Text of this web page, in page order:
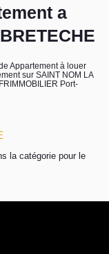
a
Appartement à louer
sur SAINT NOM LA
Port-
la catégorie pour le